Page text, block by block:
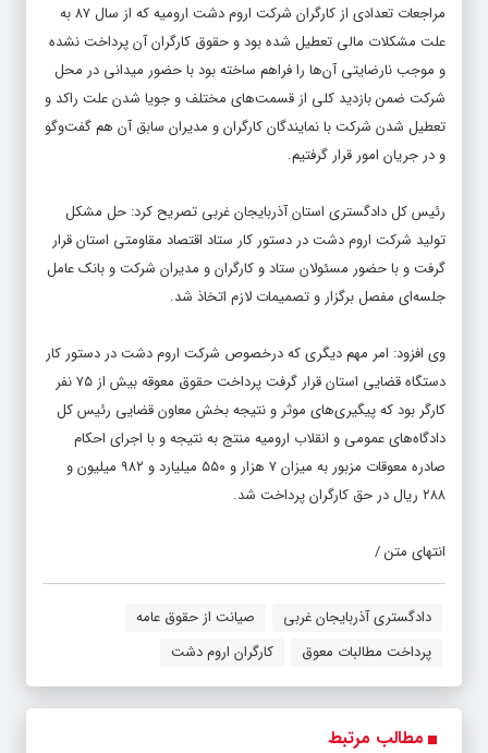
علت مشکلات مالی تعطیل شده بود و حقوق کارگران آن پرداخت نشده
و موجب نارضایتی آن‌ها را فراهم ساخته بود با حضور میدانی در محل
شرکت ضمن بازدید کلی از قسمت‌های مختلف و جویا شدن علت راکد و
تعطیل شدن شرکت با نمایندگان کارگران و مدیران سابق آن هم گفت‌وگو
و در جریان امور قرار گرفتیم.
تولید شرکت اروم دشت در دستور کار ستاد اقتصاد مقاومتی استان قرار
گرفت و با حضور مسئولان ستاد و کارگران و مدیران شرکت و بانک عامل
جلسه‌ای مفصل برگزار و تصمیمات لازم اتخاذ شد.
دستگاه قضایی استان قرار گرفت پرداخت حقوق معوقه بیش از ۷۵ نفر
کارگر بود که پیگیری‌های موثر و نتیجه بخش معاون قضایی رئیس کل
دادگاه‌های عمومی و انقلاب ارومیه منتج به نتیجه و با اجرای احکام
صادره معوقات مزبور به میزان ۷ هزار و ۵۵۰ میلیارد و ۹۸۲ میلیون و
۲۸۸ ریال در حق کارگران پرداخت شد.
دادگستری آذربایجان غربی
صیانت از حقوق عامه
پرداخت مطالبات معوق
کارگران اروم دشت
مطالب مرتبط